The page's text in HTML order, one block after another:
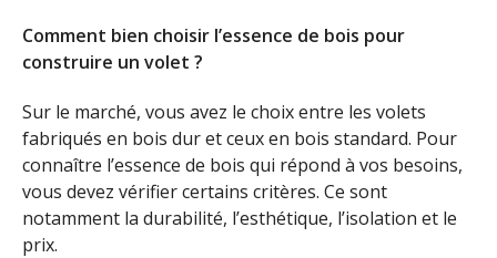
Comment bien choisir l’essence de bois pour
construire un volet ?
Sur le marché, vous avez le choix entre les volets
fabriqués en bois dur et ceux en bois standard. Pour
connaître l’essence de bois qui répond à vos besoins,
vous devez vérifier certains critères. Ce sont
notamment la durabilité, l’esthétique, l’isolation et le
prix.